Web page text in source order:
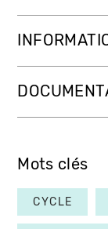
Mots clés
CYCLE